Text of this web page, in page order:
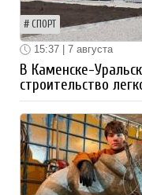
СПОРТ
15:37 | 7 августа
В Каменске-
строительство